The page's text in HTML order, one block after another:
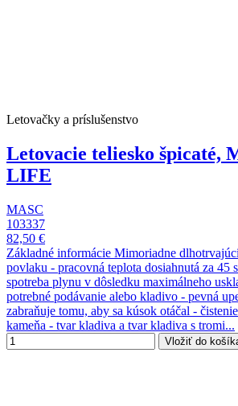
Letovačky a príslušenstvo
Letovacie teliesko špicaté,
LIFE
MASC
103337
82,50 €
Základné informácie Mimoriadne
povlaku - pracovná teplota dosiahnutá za 45
spotreba plynu v dôsledku maximálneho
potrebné podávanie alebo kladivo - pevná
zabraňuje tomu, aby sa kúsok otáčal -
kameňa - tvar kladiva a tvar kladiva s tromi...
Vložiť do